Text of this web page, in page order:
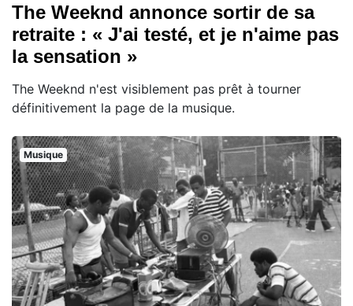
The Weeknd annonce sortir de sa
retraite : « J'ai testé, et je n'aime pas
la sensation »
The Weeknd n'est visiblement pas prêt à tourner
définitivement la page de la musique.
Musique